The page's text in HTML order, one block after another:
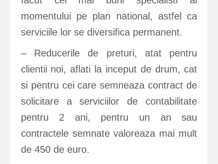
momentului pe plan national, astfel ca
serviciile lor se diversifica permanent.
– Reducerile de preturi, atat pentru
clientii noi, aflati la inceput de drum, cat
si pentru cei care semneaza contract de
solicitare a serviciilor de contabilitate
pentru 2 ani, pentru un an sau
contractele semnate valoreaza mai mult
de 450 de euro.